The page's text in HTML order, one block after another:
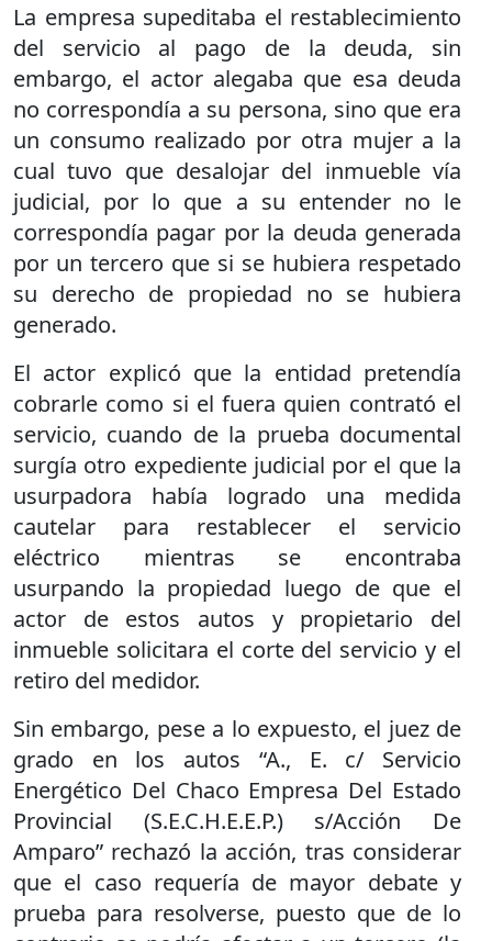
La empresa supeditaba el restablecimiento
del servicio al pago de la deuda, sin
embargo, el actor alegaba que esa deuda
no correspondía a su persona, sino que era
un consumo realizado por otra mujer a la
cual tuvo que desalojar del inmueble vía
judicial, por lo que a su entender no le
correspondía pagar por la deuda generada
por un tercero que si se hubiera respetado
su derecho de propiedad no se hubiera
generado.
El actor explicó que la entidad pretendía
cobrarle como si el fuera quien contrató el
servicio, cuando de la prueba documental
surgía otro expediente judicial por el que la
usurpadora había logrado una medida
cautelar para restablecer el servicio
eléctrico mientras se encontraba
usurpando la propiedad luego de que el
actor de estos autos y propietario del
inmueble solicitara el corte del servicio y el
retiro del medidor.
Sin embargo, pese a lo expuesto, el juez de
grado en los autos “A., E. c/ Servicio
Energético Del Chaco Empresa Del Estado
Provincial (S.E.C.H.E.E.P.) s/Acción De
Amparo” rechazó la acción, tras considerar
que el caso requería de mayor debate y
prueba para resolverse, puesto que de lo